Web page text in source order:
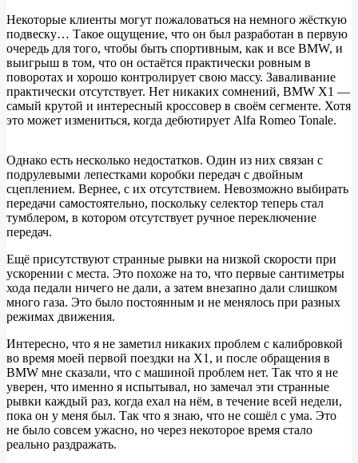
Некоторые клиенты могут пожаловаться на немного жёсткую
подвеску… Такое ощущение, что он был разработан в первую
очередь для того, чтобы быть спортивным, как и все BMW, и
выигрыш в том, что он остаётся практически ровным в
поворотах и ​​хорошо контролирует свою массу. Заваливание
практически отсутствует. Нет никаких сомнений, BMW X1 —
самый крутой и интересный кроссовер в своём сегменте. Хотя
это может измениться, когда дебютирует Alfa Romeo Tonale.
Однако есть несколько недостатков. Один из них связан с
подрулевыми лепестками коробки передач с двойным
сцеплением. Вернее, с их отсутствием. Невозможно выбирать
передачи самостоятельно, поскольку селектор теперь стал
тумблером, в котором отсутствует ручное переключение
передач.
Ещё присутствуют странные рывки на низкой скорости при
ускорении с места. Это похоже на то, что первые сантиметры
хода педали ничего не дали, а затем внезапно дали слишком
много газа. Это было постоянным и не менялось при разных
режимах движения.
Интересно, что я не заметил никаких проблем с калибровкой
во время моей первой поездки на X1, и после обращения в
BMW мне сказали, что с машиной проблем нет. Так что я не
уверен, что именно я испытывал, но замечал эти странные
рывки каждый раз, когда ехал на нём, в течение всей недели,
пока он у меня был. Так что я знаю, что не сошёл с ума. Это
не было совсем ужасно, но через некоторое время стало
реально раздражать.